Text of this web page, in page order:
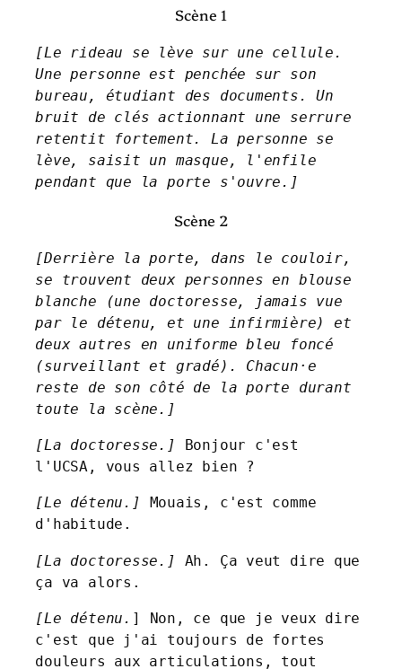
Scène 1
[Le rideau se lève sur une cellule.
Une personne est penchée sur son
bureau, étudiant des documents. Un
bruit de clés actionnant une serrure
retentit fortement. La personne se
lève, saisit un masque, l'enfile
pendant que la porte s'ouvre.]
Scène 2
[Derrière la porte, dans le couloir,
se trouvent deux personnes en blouse
blanche (une doctoresse, jamais vue
par le détenu, et une infirmière) et
deux autres en uniforme bleu foncé
(surveillant et gradé). Chacun·e
reste de son côté de la porte durant
toute la scène.]
[La doctoresse.] Bonjour c'est
l'UCSA, vous allez bien ?
[Le détenu.]
Mouais, c'est comme
d'habitude.
[La doctoresse.] Ah. Ça veut dire que
ça va alors.
[Le détenu. ] Non, ce que je veux dire
c'est que j'ai toujours de fortes
douleurs aux articulations, tout